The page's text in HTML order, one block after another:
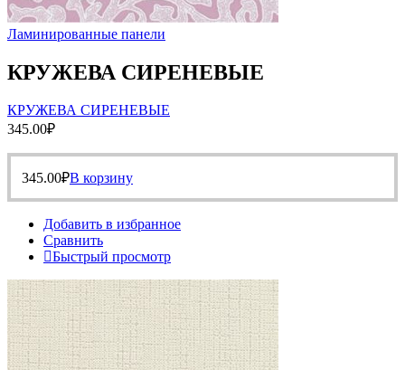
Ламинированные панели
КРУЖЕВА СИРЕНЕВЫЕ
КРУЖЕВА СИРЕНЕВЫЕ
345.00₽
345.00₽В корзину
Добавить в избранное
Сравнить
Быстрый просмотр